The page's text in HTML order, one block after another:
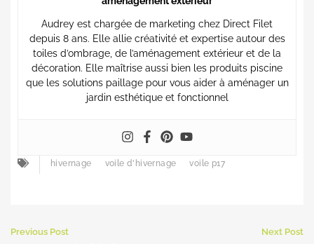
Audrey est chargée de marketing chez Direct Filet
depuis 8 ans. Elle allie créativité et expertise autour des
toiles d’ombrage, de l’aménagement extérieur et de la
décoration. Elle maîtrise aussi bien les produits piscine
que les solutions paillage pour vous aider à aménager un
jardin esthétique et fonctionnel
hivernage voile d'hivernage voile p17
Previous Post Next Post